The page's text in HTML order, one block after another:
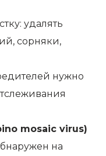
удалять
сорняки,
нужно
mosaic virus)
на